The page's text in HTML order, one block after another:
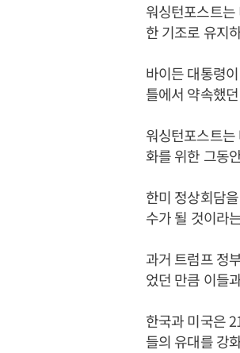
워싱턴포스트
한 기조로 유지
바이든 대통령
틀에서 약속했
워싱턴포스트
화를 위한 그동
한미 정상회담
수가 될 것이라
과거 트럼프 정
었던 만큼 이들
한국과 미국은
들의 유대를 강